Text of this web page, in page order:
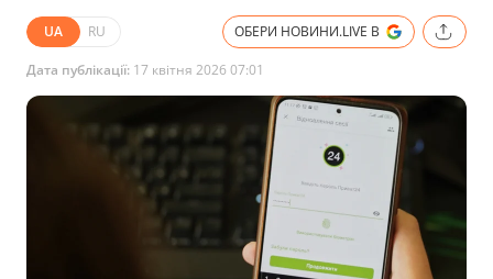
UA RU ОБЕРИ НОВИНИ.LIVE В
Дата публікації: 17 квітня 2026 07:01